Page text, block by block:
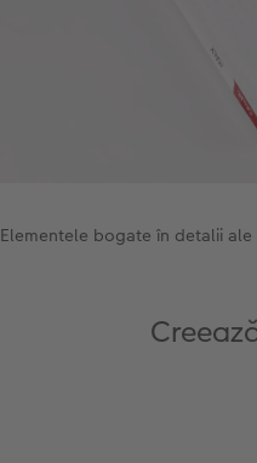
Elementele bogate în detalii